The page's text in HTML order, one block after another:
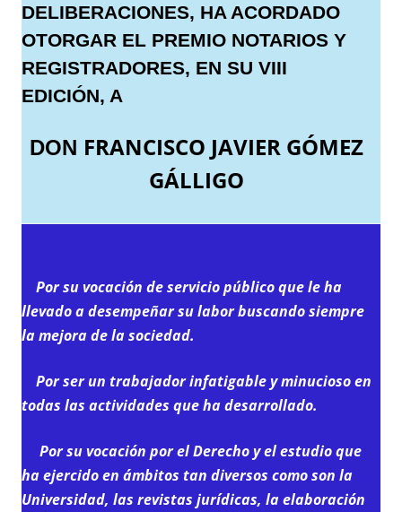
DELIBERACIONES, HA ACORDADO
OTORGAR EL PREMIO NOTARIOS Y
REGISTRADORES, EN SU VIII
EDICIÓN, A
DON FRANCISCO JAVIER GÓMEZ
GÁLLIGO
Por su vocación de servicio público que le ha
llevado a desempeñar su labor buscando siempre
la mejora de la sociedad.
Por ser un trabajador infatigable y minucioso en
todas las actividades que ha desarrollado.
Por su vocación por el Derecho y el estudio que
ha ejercido en ámbitos tan diversos como son la
Universidad, las revistas jurídicas, la elaboración